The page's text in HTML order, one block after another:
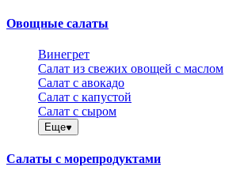
Овощные салаты
Винегрет
Салат из свежих овощей с маслом
Салат с авокадо
Салат с капустой
Салат с сыром
Еще
Салаты с морепродуктами